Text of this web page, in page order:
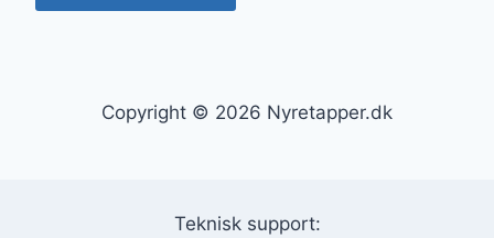
Copyright © 2026 Nyretapper.dk
Teknisk support: